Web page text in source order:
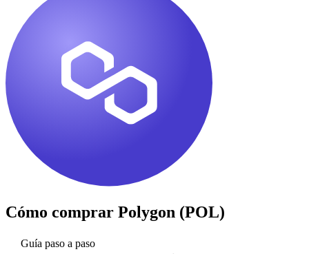
Cómo comprar Polygon (POL)
Guía paso a paso